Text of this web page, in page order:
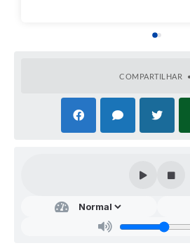
COMPARTILHAR